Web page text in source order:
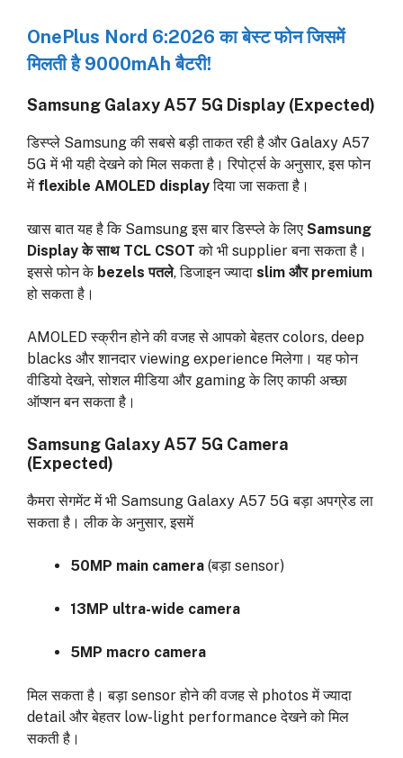
OnePlus Nord 6:2026 का बेस्ट फोन जिसमें
मिलती है 9000mAh बैटरी!
Samsung Galaxy A57 5G Display (Expected)
डिस्प्ले Samsung की सबसे बड़ी ताकत रही है और Galaxy A57
5G में भी यही देखने को मिल सकता है। रिपोर्ट्स के अनुसार, इस फोन
में flexible AMOLED displayदिया जा सकता है।
खास बात यह है कि Samsung इस बार डिस्प्ले के लिए Samsung
Display के साथ TCL CSOT को भी supplier बना सकता है।
इससे फोन के bezels पतले, डिजाइन ज्यादा slim और premium
हो सकता है।
AMOLED स्क्रीन होने की वजह से आपको बेहतर colors, deep
blacks और शानदार viewing experience मिलेगा। यह फोन
वीडियो देखने, सोशल मीडिया और gaming के लिए काफी अच्छा
ऑप्शन बन सकता है।
Samsung Galaxy A57 5G Camera
(Expected)
कैमरा सेगमेंट में भी Samsung Galaxy A57 5G बड़ा अपग्रेड ला
सकता है। लीक के अनुसार, इसमें
50MP main camera (बड़ा sensor)
13MP ultra-wide camera
5MP macro camera
मिल सकता है। बड़ा sensor होने की वजह से photos में ज्यादा
detail और बेहतर low-light performance देखने को मिल
सकती है।